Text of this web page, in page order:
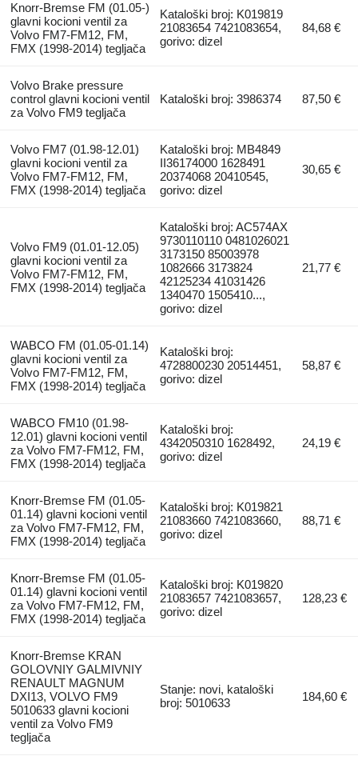
Knorr-Bremse FM (01.05-)
glavni kocioni ventil za
Volvo FM7-FM12, FM,
FMX (1998-2014) tegljača
Kataloški broj: K019819
21083654 7421083654,
gorivo: dizel
84,68 €
Volvo Brake pressure
control glavni kocioni ventil
za Volvo FM9 tegljača
Kataloški broj: 3986374 87,50 €
Volvo FM7 (01.98-12.01)
glavni kocioni ventil za
Volvo FM7-FM12, FM,
FMX (1998-2014) tegljača
Kataloški broj: MB4849
II36174000 1628491
20374068 20410545,
gorivo: dizel
30,65 €
Volvo FM9 (01.01-12.05)
glavni kocioni ventil za
Volvo FM7-FM12, FM,
FMX (1998-2014) tegljača
Kataloški broj: AC574AX
9730110110 0481026021
3173150 85003978
1082666 3173824
42125234 41031426
1340470 1505410...,
gorivo: dizel
21,77 €
WABCO FM (01.05-01.14)
glavni kocioni ventil za
Volvo FM7-FM12, FM,
FMX (1998-2014) tegljača
Kataloški broj:
4728800230 20514451,
gorivo: dizel
58,87 €
WABCO FM10 (01.98-
12.01) glavni kocioni ventil
za Volvo FM7-FM12, FM,
FMX (1998-2014) tegljača
Kataloški broj:
4342050310 1628492,
gorivo: dizel
24,19 €
Knorr-Bremse FM (01.05-
01.14) glavni kocioni ventil
za Volvo FM7-FM12, FM,
FMX (1998-2014) tegljača
Kataloški broj: K019821
21083660 7421083660,
gorivo: dizel
88,71 €
Knorr-Bremse FM (01.05-
01.14) glavni kocioni ventil
za Volvo FM7-FM12, FM,
FMX (1998-2014) tegljača
Kataloški broj: K019820
21083657 7421083657,
gorivo: dizel
128,23 €
Knorr-Bremse KRAN
GOLOVNIY GALMIVNIY
RENAULT MAGNUM
DXI13, VOLVO FM9
5010633 glavni kocioni
ventil za Volvo FM9
tegljača
Stanje: novi, kataloški
broj: 5010633
184,60 €